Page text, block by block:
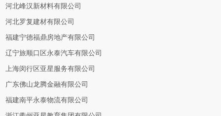
河北峰汉新材料有限公司
河北罗复建材有限公司
福建宁德福鼎房地产有限公司
辽宁旅顺口区永泰汽车有限公司
上海闵行区亚星服务有限公司
广东佛山龙腾金融有限公司
福建南平永泰物流有限公司